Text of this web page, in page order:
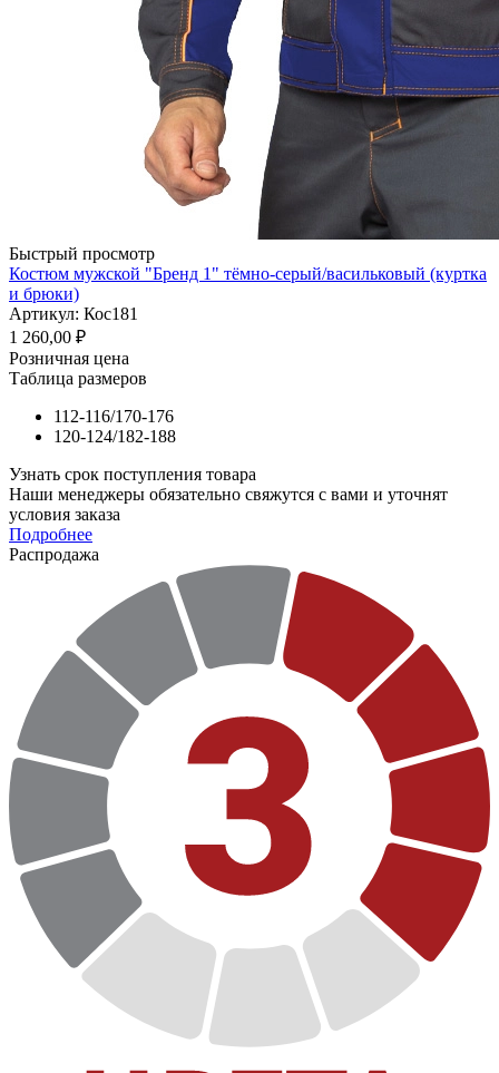
Быстрый просмотр
Костюм мужской "Бренд 1" тёмно-серый/васильковый (куртка
и брюки)
Артикул: Кос181
1 260,00 ₽
Розничная цена
Таблица размеров
112-116/170-176
120-124/182-188
Узнать срок поступления товара
Наши менеджеры обязательно свяжутся с вами и уточнят
условия заказа
Подробнее
Распродажа